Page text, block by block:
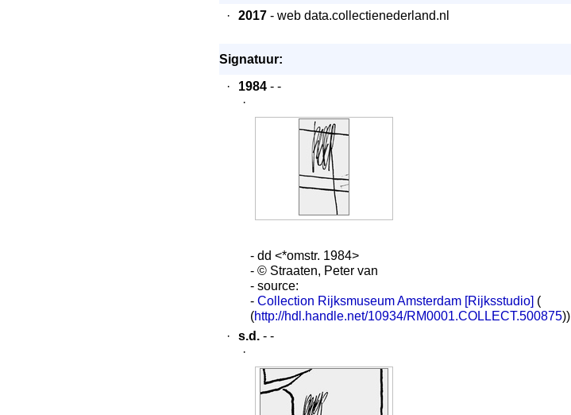
·
2017 - web data.collectienederland.nl
Signatuur:
·
1984 - -
·
- dd <*omstr. 1984>
- © Straaten, Peter van
- source:
- Collection Rijksmuseum Amsterdam [Rijksstudio] (
(http://hdl.handle.net/10934/RM0001.COLLECT.500875))
·
s.d. - -
·